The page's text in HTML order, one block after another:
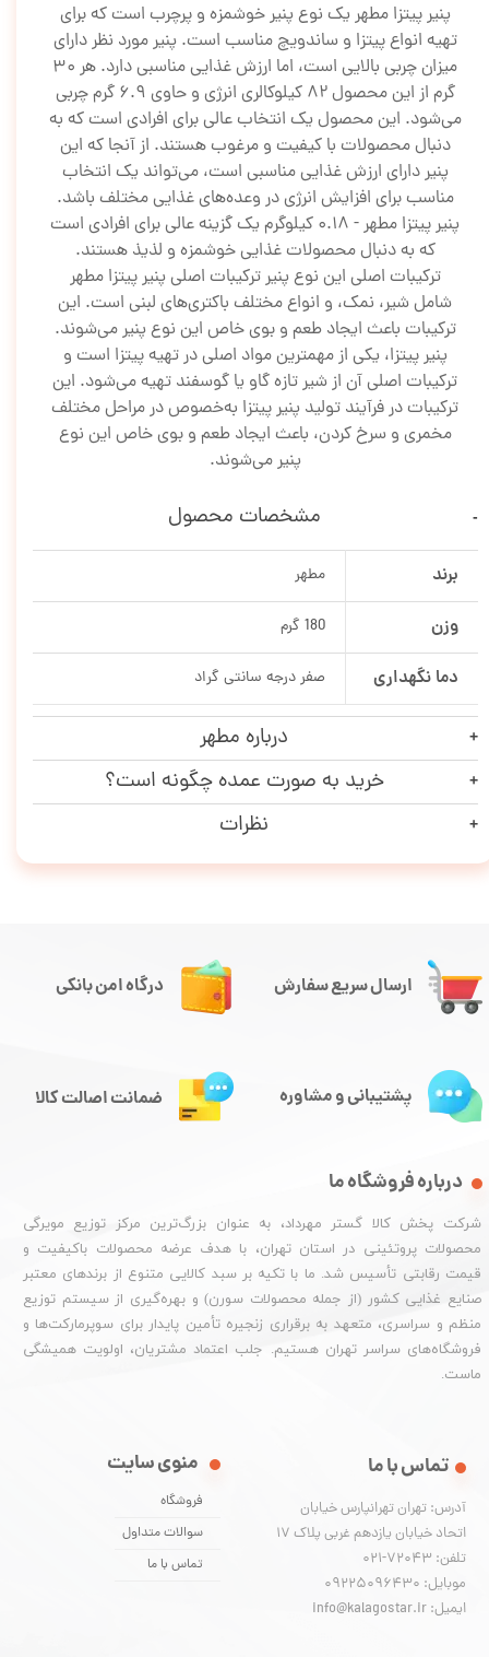
پنیر پیتزا مطهر یک نوع پنیر خوشمزه و پرچرب است که برای
تهیه انواع پیتزا و ساندویچ مناسب است. پنیر مورد نظر دارای
میزان چربی بالایی است، اما ارزش غذایی مناسبی دارد. هر ۳۰
گرم از این محصول ۸۲ کیلوکالری انرژی و حاوی ۶.۹ گرم چربی
می‌شود. این محصول یک انتخاب عالی برای افرادی است که به
دنبال محصولات با کیفیت و مرغوب هستند. از آنجا که این
پنیر دارای ارزش غذایی مناسبی است، می‌تواند یک انتخاب
مناسب برای افزایش انرژی در وعده‌های غذایی مختلف باشد.
پنیر پیتزا مطهر - 0.18 کیلوگرم یک گزینه عالی برای افرادی است
که به دنبال محصولات غذایی خوشمزه و لذیذ هستند.
ترکیبات اصلی این نوع پنیر ترکیبات اصلی پنیر پیتزا مطهر
شامل شیر، نمک، و انواع مختلف باکتری‌های لبنی است. این
ترکیبات باعث ایجاد طعم و بوی خاص این نوع پنیر می‌شوند.
پنیر پیتزا، یکی از مهمترین مواد اصلی در تهیه پیتزا است و
ترکیبات اصلی آن از شیر تازه گاو یا گوسفند تهیه می‌شود. این
ترکیبات در فرآیند تولید پنیر پیتزا به‌خصوص در مراحل مختلف
مخمری و سرخ کردن، باعث ایجاد طعم و بوی خاص این نوع
پنیر می‌شوند.
مشخصات محصول
برند مطهر
وزن 180 گرم
دما نگهداری صفر درجه سانتی گراد
درباره مطهر
خرید به صورت عمده چگونه است؟
نظرات
ارسال سریع سفارش
درباره فروشگاه ما
شرکت پخش کالا گستر مهرداد، به عنوان بزرگ‌ترین مرکز توزیع مویرگی
محصولات پروتئینی در استان تهران، با هدف عرضه محصولات باکیفیت و
قیمت رقابتی تأسیس شد. ما با تکیه بر سبد کالایی متنوع از برندهای معتبر
صنایع غذایی کشور (از جمله محصولات سورن) و بهره‌گیری از سیستم توزیع
منظم و سراسری، متعهد به برقراری زنجیره تأمین پایدار برای سوپرمارکت‌ها و
فروشگاه‌های سراسر تهران هستیم. جلب اعتماد مشتریان، اولویت همیشگی
ماست.
منوی سایت
فروشگاه
سوالات متداول
تماس با ما
تماس با ما
آدرس: تهران تهرانپارس خیابان
اتحاد خیابان یازدهم غربی پلاک ۱۷
تلفن: 72043-021
موبایل: 09225096430
ایمیل: info@kalagostar.ir
درگاه امن بانکی
پشتیبانی و مشاوره ضمانت اصالت کالا